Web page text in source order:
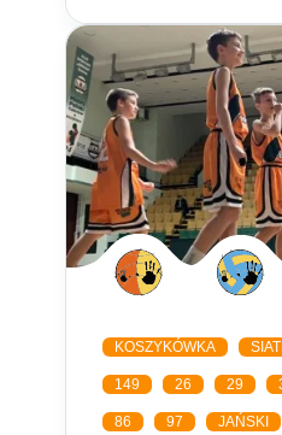
KOSZYKÓWKA
149 26 29
86 97 JAŃSKI